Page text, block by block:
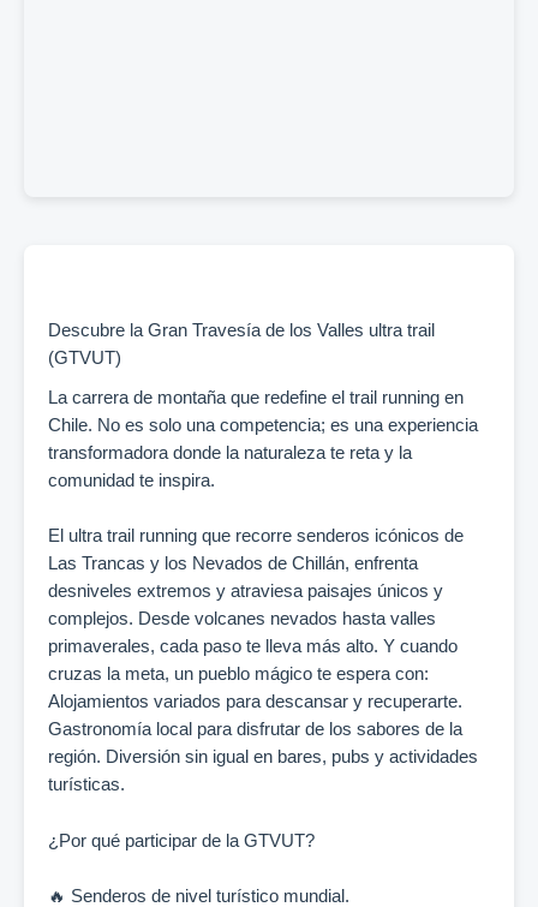
Descubre la Gran Travesía de los Valles ultra trail
(GTVUT)
La carrera de montaña que redefine el trail running en
Chile. No es solo una competencia; es una experiencia
transformadora donde la naturaleza te reta y la
comunidad te inspira.
El ultra trail running que recorre senderos icónicos de
Las Trancas y los Nevados de Chillán, enfrenta
desniveles extremos y atraviesa paisajes únicos y
complejos. Desde volcanes nevados hasta valles
primaverales, cada paso te lleva más alto. Y cuando
cruzas la meta, un pueblo mágico te espera con:
Alojamientos variados para descansar y recuperarte.
Gastronomía local para disfrutar de los sabores de la
región. Diversión sin igual en bares, pubs y actividades
turísticas.
¿Por qué participar de la GTVUT?
🔥 Senderos de nivel turístico mundial.